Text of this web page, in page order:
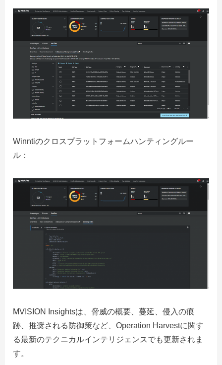
Winntiのクロスプラットフォームハンティングルー
ル：
MVISION Insightsは、脅威の概要、蔓延、侵入の痕
跡、推奨される防御策など、Operation Harvestに関す
る最新のテクニカルインテリジェンスでも更新されま
す。